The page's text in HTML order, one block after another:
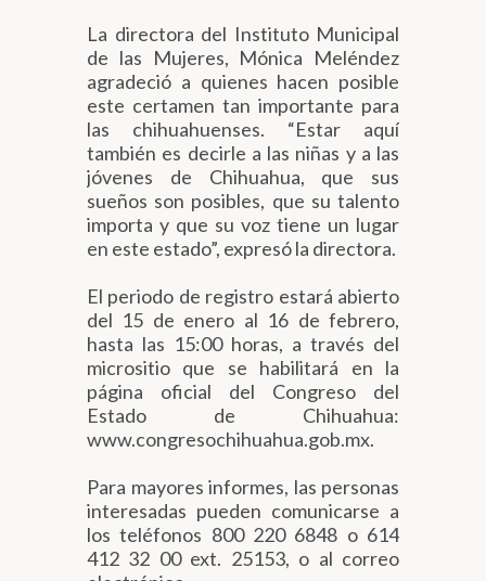
La directora del Instituto Municipal
de las Mujeres, Mónica Meléndez
agradeció a quienes hacen posible
este certamen tan importante para
las chihuahuenses. “Estar aquí
también es decirle a las niñas y a las
jóvenes de Chihuahua, que sus
sueños son posibles, que su talento
importa y que su voz tiene un lugar
en este estado”, expresó la directora.
El periodo de registro estará abierto
del 15 de enero al 16 de febrero,
hasta las 15:00 horas, a través del
micrositio que se habilitará en la
página oficial del Congreso del
Estado de Chihuahua:
www.congresochihuahua.gob.mx.
Para mayores informes, las personas
interesadas pueden comunicarse a
los teléfonos 800 220 6848 o 614
412 32 00 ext. 25153, o al correo